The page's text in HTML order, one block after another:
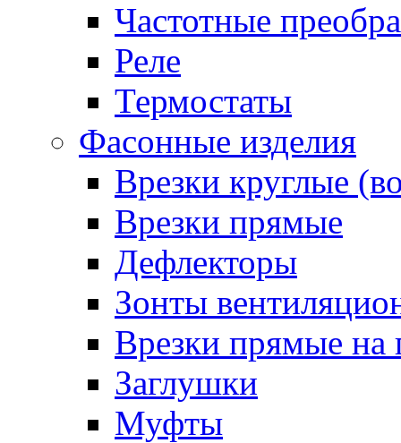
Частотные
Реле
Термостаты
Фасонные изделия
Врезки круглые
Врезки прямые
Дефлекторы
Зонты
Врезки прямые на
Заглушки
Муфты